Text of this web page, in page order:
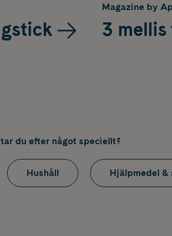
Magazine by
3
du efter något speciellt?
Hushåll Hjälpmedel &